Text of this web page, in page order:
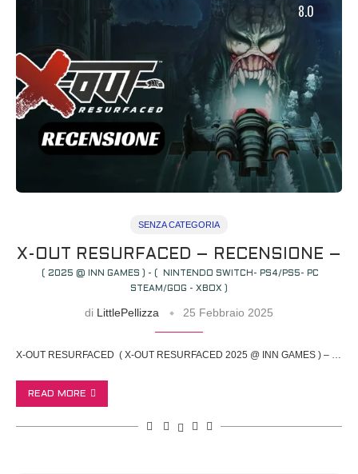
8.0
SENZA CATEGORIA
X-OUT RESURFACED – RECENSIONE –
( 2025 @ INN GAMES ) - ( NINTENDO SWITCH- PS4/PS5- PC
STEAM/GOG - XBOX )
di LittlePellizza 25 Febbraio 2025
X-OUT RESURFACED ( X-OUT RESURFACED 2025 @ INN GAMES ) – …
READ MORE